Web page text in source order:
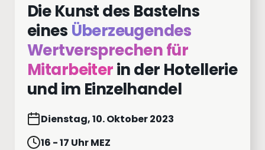
Die Kunst des Bastelns
eines Überzeugendes
Wertversprechen für
Mitarbeiterin der Hotellerie
und im Einzelhandel
Dienstag, 10. Oktober 2023
16 - 17 Uhr MEZ